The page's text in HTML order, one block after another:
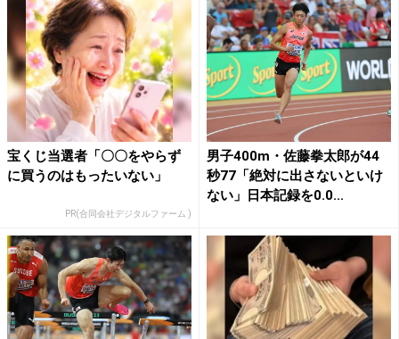
宝くじ当選者「〇〇をやらず
に買うのはもったいない」
PR(合同会社デジタルファーム )
男子400m・佐藤拳太郎が44
秒77「絶対に出さないといけ
ない」日本記録を0.0...